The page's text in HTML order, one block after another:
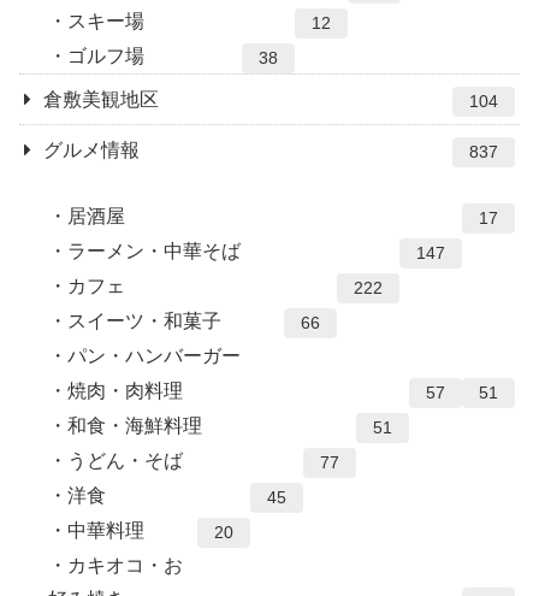
スキー場 12
ゴルフ場 38
倉敷美観地区 104
グルメ情報 837
居酒屋 17
ラーメン・中華そば 147
カフェ 222
スイーツ・和菓子 66
パン・ハンバーガー
51
焼肉・肉料理 57
和食・海鮮料理 51
うどん・そば 77
洋食 45
中華料理 20
カキオコ・お